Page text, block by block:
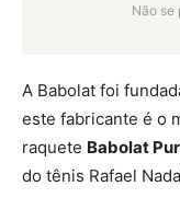
Não se
A Babolat foi
este fabricante é o
raquete Babolat
do tênis Rafael